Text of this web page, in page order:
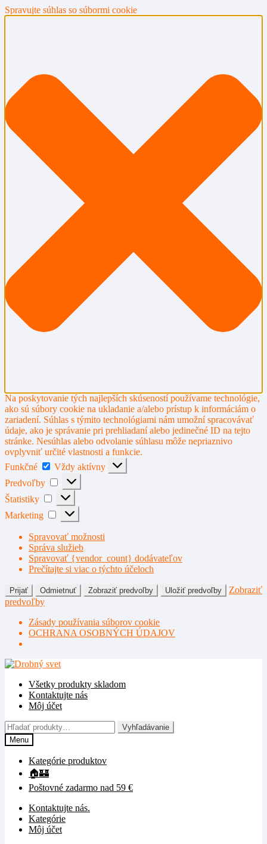
Spravujte súhlas so súbormi cookie
Na poskytovanie tých najlepších skúseností používame technológie,
ako sú súbory cookie na ukladanie a/alebo prístup k informáciám o
zariadení. Súhlas s týmito technológiami nám umožní spracovávať
údaje, ako je správanie pri prehliadaní alebo jedinečné ID na tejto
stránke. Nesúhlas alebo odvolanie súhlasu môže nepriaznivo
ovplyvniť určité vlastnosti a funkcie.
Funkčné
Funkčné
Vždy aktívny
Predvoľby
Predvoľby
Štatistiky Štatistiky
Marketing Marketing
Spravovať možnosti
Správa služieb
Spravovať {vendor_count} dodávateľov
Prečítajte si viac o týchto účeloch
Prijať Odmietnuť Zobraziť predvoľby Uložiť predvoľby
Zobraziť
predvoľby
Zásady používania súborov cookie
OCHRANA OSOBNÝCH ÚDAJOV
Preskočiť
navigáciu
Preskočiť
obsah
Všetky produkty skladom
Kontaktujte nás
Môj účet
Hľadať:
Vyhľadávanie
Menu
Kategórie produktov
🏠🏰
Poštovné zadarmo nad 59 €
Kontaktujte nás.
Kategórie
Môj účet